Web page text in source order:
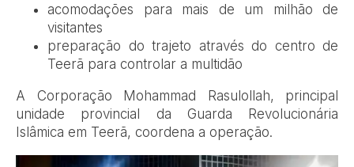
acomodações para mais de um milhão de
visitantes
preparação do trajeto através do centro de
Teerã para controlar a multidão
A Corporação Mohammad Rasulollah, principal
unidade provincial da Guarda Revolucionária
Islâmica em Teerã, coordena a operação.